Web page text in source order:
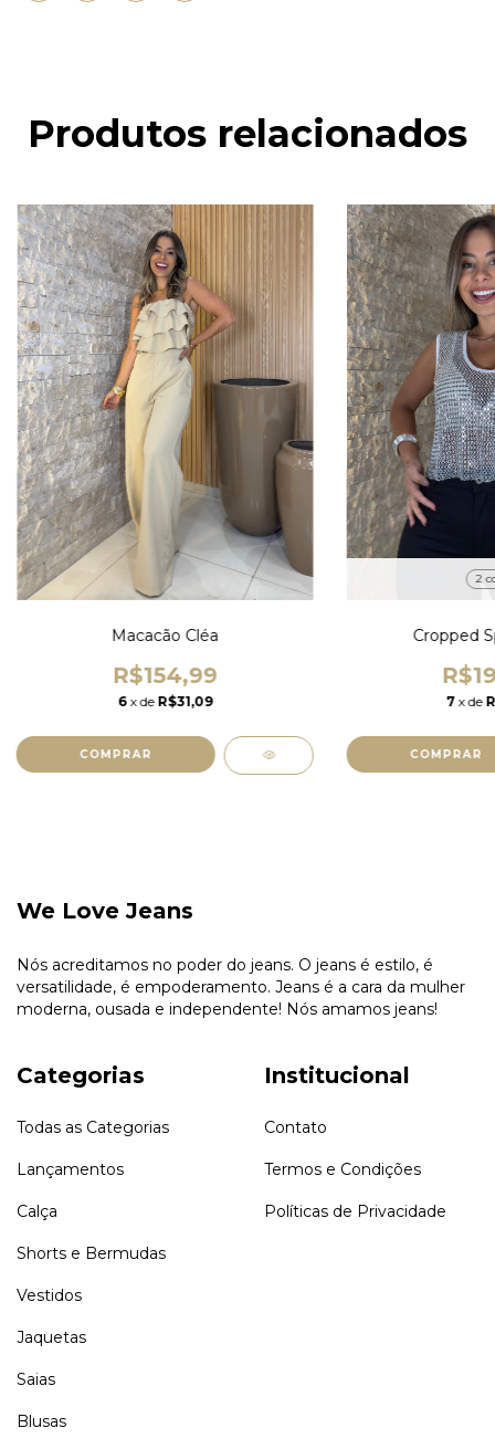
Produtos relacionados
Macacão Cléa
R$154,99
6 x de R$31,09
COMPRAR
2
Cropped
7 x de
COMPRAR
We Love Jeans
Nós acreditamos no poder do jeans. O jeans é estilo, é
versatilidade, é empoderamento. Jeans é a cara da mulher
moderna, ousada e independente! Nós amamos jeans!
Categorias
Todas as Categorias
Lançamentos
Calça
Shorts e Bermudas
Vestidos
Jaquetas
Saias
Blusas
Institucional
Contato
Termos e Condições
Políticas de Privacidade